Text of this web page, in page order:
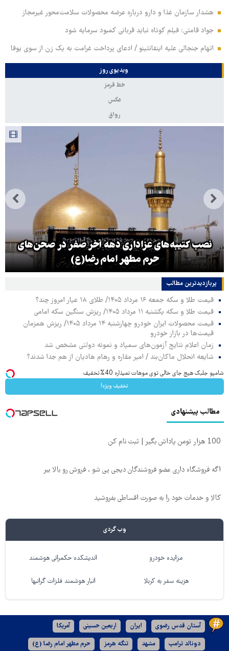
هشدار سازمان غذا و دارو درباره عرضه محصولات سلامت‌محور غیرمجاز
جواد قامتی: فیلم کوتاه نباید قربانی کمبود سرمایه شود
اتهام جنجالی علیه اینفانتینو / ادعای پرداخت غرامت به یک زن از سوی یوفا
ویدیوی روز
خط قرمز
عکس
رواق
نصب کتیبه‌های عزاداری دهه آخر صفر در صحن‌های
حرم مطهر امام رضا(ع)
پربازدیدترین‌ مطالب
قیمت طلا و سکه جمعه ۱۶ مرداد ۱۴۰۵/ طلای ۱۸ عیار امروز چند؟
قیمت طلا و سکه یکشنبه ۱۱ مرداد ۱۴۰۵/ ریزش سنگین سکه امامی
قیمت محصولات ایران خودرو چهارشنبه ۱۴ مرداد ۱۴۰۵/ ریزش همزمان
قیمت‌ها در بازار خودرو
زمان اعلام نتایج آزمون‌های سمپاد و نمونه دولتی مشخص شد
شایعه انحلال ماکان‌بند / امیر مقاره و رهام هادیان از هم جدا شدند؟
شامپو جلبک هیچ جای خالی توی موهات نمیذاره 40%تخفیف
تخفیف ویژه!
مطالب پیشنهادی
100 هزار تومن پاداش بگیر | ثبت نام کن
اگه فروشگاه داری عضو فروشندگان دیجی پی شو ، فروش رو بالا ببر
کالا و خدمات خود را به صورت اقساطی بفروشید
وب گردی
مزایده خودرو اندیشکده حکمرانی هوشمند
هزینه سفر به کربلا انبار هوشمند فلزات گرانبها
آستان قدس رضوی ایران اربعین حسینی آمریکا
دونالد ترامپ مشهد تنگه هرمز حرم مطهر امام رضا (ع)